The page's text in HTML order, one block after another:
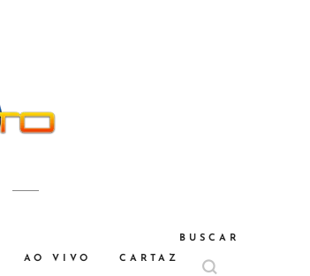
AO VIVO CARTAZ
BUSCAR